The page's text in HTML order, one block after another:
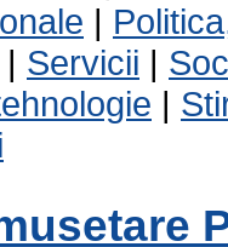
|
Servicii |
|